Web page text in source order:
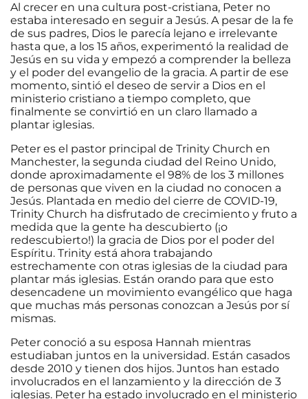
Al crecer en una cultura post-cristiana, Peter no
estaba interesado en seguir a Jesús. A pesar de la fe
de sus padres, Dios le parecía lejano e irrelevante
hasta que, a los 15 años, experimentó la realidad de
Jesús en su vida y empezó a comprender la belleza
y el poder del evangelio de la gracia. A partir de ese
momento, sintió el deseo de servir a Dios en el
ministerio cristiano a tiempo completo, que
finalmente se convirtió en un claro llamado a
plantar iglesias.
Peter es el pastor principal de Trinity Church en
Manchester, la segunda ciudad del Reino Unido,
donde aproximadamente el 98% de los 3 millones
de personas que viven en la ciudad no conocen a
Jesús. Plantada en medio del cierre de COVID-19,
Trinity Church ha disfrutado de crecimiento y fruto a
medida que la gente ha descubierto (¡o
redescubierto!) la gracia de Dios por el poder del
Espíritu. Trinity está ahora trabajando
estrechamente con otras iglesias de la ciudad para
plantar más iglesias. Están orando para que esto
desencadene un movimiento evangélico que haga
que muchas más personas conozcan a Jesús por sí
mismas.
Peter conoció a su esposa Hannah mientras
estudiaban juntos en la universidad. Están casados
desde 2010 y tienen dos hijos. Juntos han estado
involucrados en el lanzamiento y la dirección de 3
iglesias. Peter ha estado involucrado en el ministerio